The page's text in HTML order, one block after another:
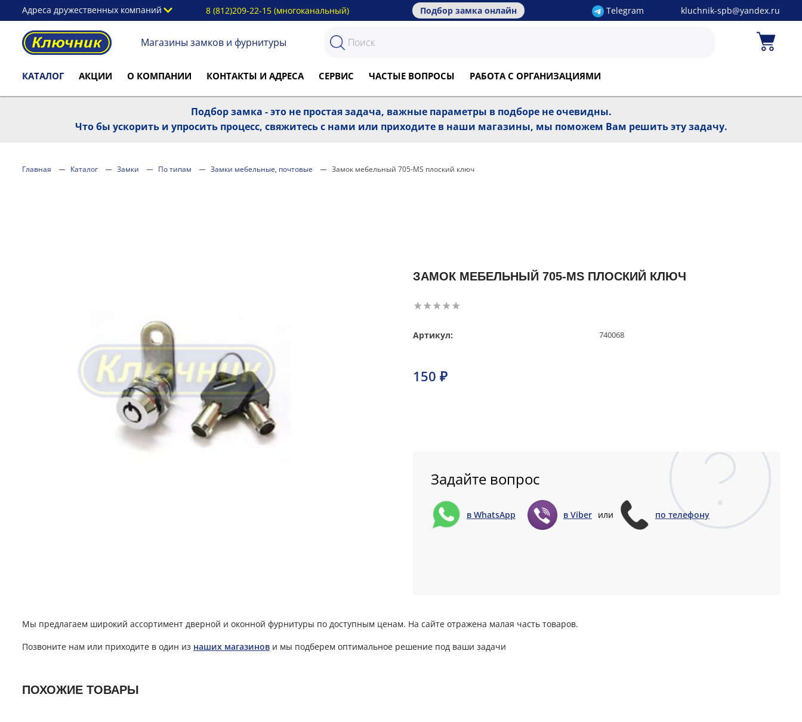
Адреса дружественных компаний 8 (812)209-22-15 (многоканальный) Подбор замка онлайн Telegram kluchnik-spb@yandex.ru
Магазины замков и фурнитуры
КАТАЛОГ АКЦИИ О КОМПАНИИ КОНТАКТЫ И АДРЕСА СЕРВИС ЧАСТЫЕ ВОПРОСЫ РАБОТА С ОРГАНИЗАЦИЯМИ
Подбор замка - это не простая задача, важные параметры в подборе не очевидны.
Что бы ускорить и упросить процесс, свяжитесь с нами или приходите в наши магазины, мы поможем Вам решить эту задачу.
Главная Каталог Замки По типам Замки мебельные, почтовые Замок мебельный 705-MS плоский ключ
ЗАМОК МЕБЕЛЬНЫЙ 705-MS ПЛОСКИЙ КЛЮЧ
Артикул: 740068
150 ₽
Задайте вопрос
в WhatsApp в Viber или по телефону
Мы предлагаем широкий ассортимент дверной и оконной фурнитуры по доступным ценам. На сайте отражена малая часть товаров.
Позвоните нам или приходите в один из наших магазинов и мы подберем оптимальное решение под ваши задачи
ПОХОЖИЕ ТОВАРЫ